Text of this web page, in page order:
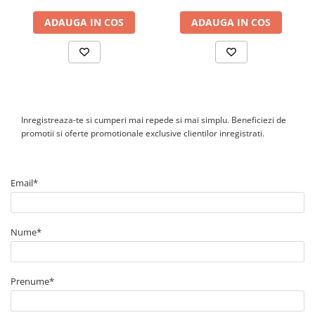
montaj pe perete. Montajul trebuie realizat conform
instructiunilor tehnice, cu spatiu suficient pentru racire si fara
expunere la conditii care depasesc limitele admise de exploatare.
Ce optiuni de comunicatie sunt disponibile?
Invertorul are doua porturi Ethernet si WLAN local integrate.
ADAUGA IN COS ADAUGA IN COS
Inregistreaza-te si cumperi mai repede si mai simplu. Beneficiezi de
promotii si oferte promotionale exclusive clientilor inregistrati.
Email*
Nume*
Prenume*